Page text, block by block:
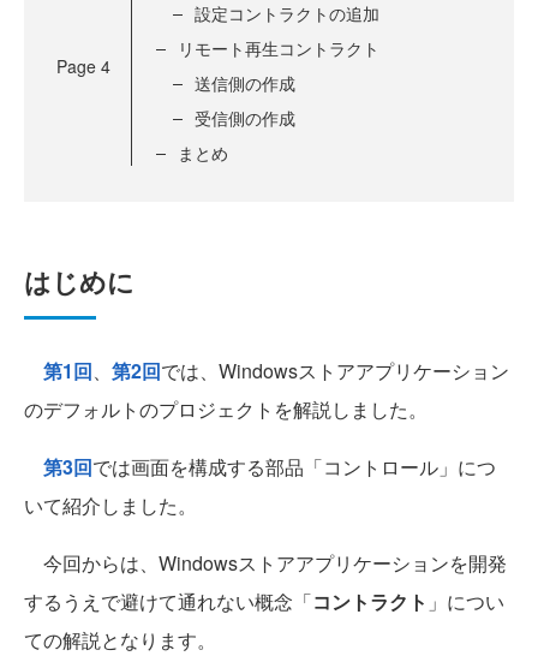
Page 4
設定コントラクトの追加
リモート再生コントラクト
送信側の作成
受信側の作成
まとめ
はじめに
第1回、 第2回では、Windowsストアアプリケーション
のデフォルトのプロジェクトを解説しました。
第3回では画面を構成する部品「コントロール」につ
いて紹介しました。
今回からは、Windowsストアアプリケーションを開発
するうえで避けて通れない概念「コントラクト 」につい
ての解説となります。